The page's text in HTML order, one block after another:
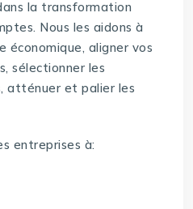
la transformation
Nous les aidons à
économique, aligner vos
sélectionner les
atténuer et palier les
entreprises à: